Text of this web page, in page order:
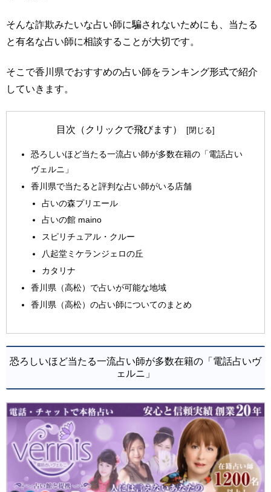
そんな詐欺みたいな占い師に騙されないためにも、当たる
と有名な占い師に相談することが大切です。
そこで香川県でおすすめの占い師をランキング形式で紹介
していきます。
目次（クリックで飛びます）
恐ろしいほど当たる一流占い師が多数在籍の「電話占い
ヴェルニ」
香川県で当たると評判な占い師がいる店舗
占いの森プリエール
占いの館 maino
スピリチュアル・クルー
八起堂ミケランジェロの丘
カタリナ
香川県（高松）で占いが可能な地域
香川県（高松）の占い師についてのまとめ
恐ろしいほど当たる一流占い師が多数在籍の「電話占いヴ
ェルニ」